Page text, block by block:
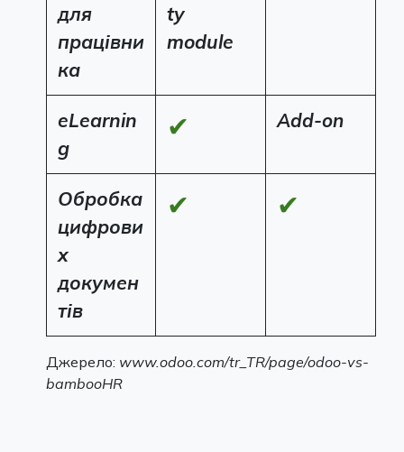
для
працівни
ка
ty
module
eLearnin
g
✔ Add-on
Обробка
цифрови
х
докумен
тів
✔ ✔
Джерело: www.odoo.com/tr_TR/page/odoo-vs-
bambooHR